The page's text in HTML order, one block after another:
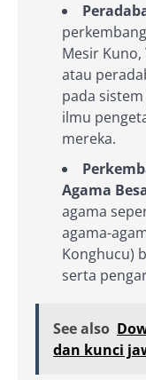
Mesir Kuno,
atau
pada
ilmu
mereka.
Agama
agama
agama-
Konghucu)
serta
See also
dan kunci